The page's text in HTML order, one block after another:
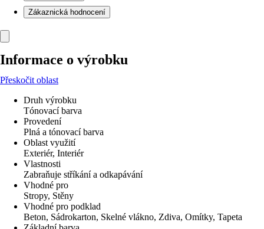
Zákaznická hodnocení
Informace o výrobku
Přeskočit oblast
Druh výrobku
Tónovací barva
Provedení
Plná a tónovací barva
Oblast využití
Exteriér, Interiér
Vlastnosti
Zabraňuje stříkání a odkapávání
Vhodné pro
Stropy, Stěny
Vhodné pro podklad
Beton, Sádrokarton, Skelné vlákno, Zdiva, Omítky, Tapeta